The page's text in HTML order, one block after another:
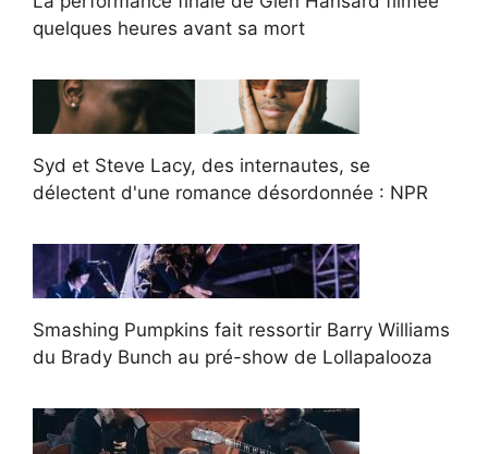
quelques heures avant sa mort
Syd et Steve Lacy, des internautes, se
délectent d'une romance désordonnée : NPR
Smashing Pumpkins fait ressortir Barry Williams
du Brady Bunch au pré-show de Lollapalooza